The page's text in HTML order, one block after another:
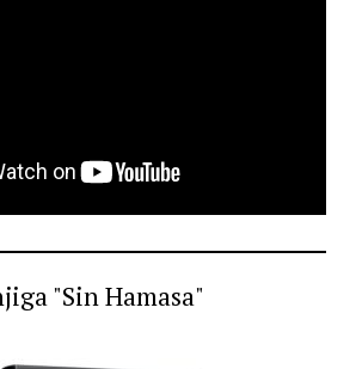
"Sin Hamasa"